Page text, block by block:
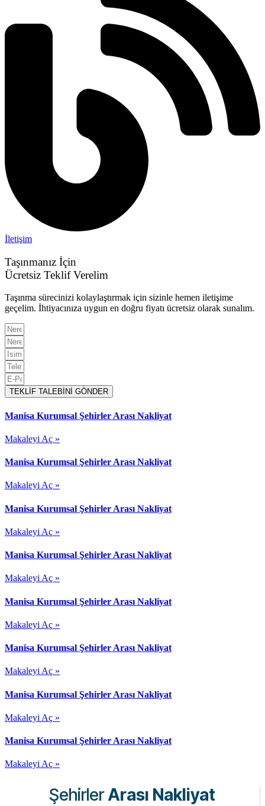
İletişim
Taşınmanız İçin
Ücretsiz Teklif Verelim
Taşınma sürecinizi kolaylaştırmak için sizinle hemen iletişime
geçelim. İhtiyacınıza uygun en doğru fiyatı ücretsiz olarak sunalım.
TEKLİF TALEBİNİ GÖNDER
Manisa Kurumsal Şehirler Arası Nakliyat
Makaleyi Aç »
Manisa Kurumsal Şehirler Arası Nakliyat
Makaleyi Aç »
Manisa Kurumsal Şehirler Arası Nakliyat
Makaleyi Aç »
Manisa Kurumsal Şehirler Arası Nakliyat
Makaleyi Aç »
Manisa Kurumsal Şehirler Arası Nakliyat
Makaleyi Aç »
Manisa Kurumsal Şehirler Arası Nakliyat
Makaleyi Aç »
Manisa Kurumsal Şehirler Arası Nakliyat
Makaleyi Aç »
Manisa Kurumsal Şehirler Arası Nakliyat
Makaleyi Aç »
ŞehirlerArası Nakliyat